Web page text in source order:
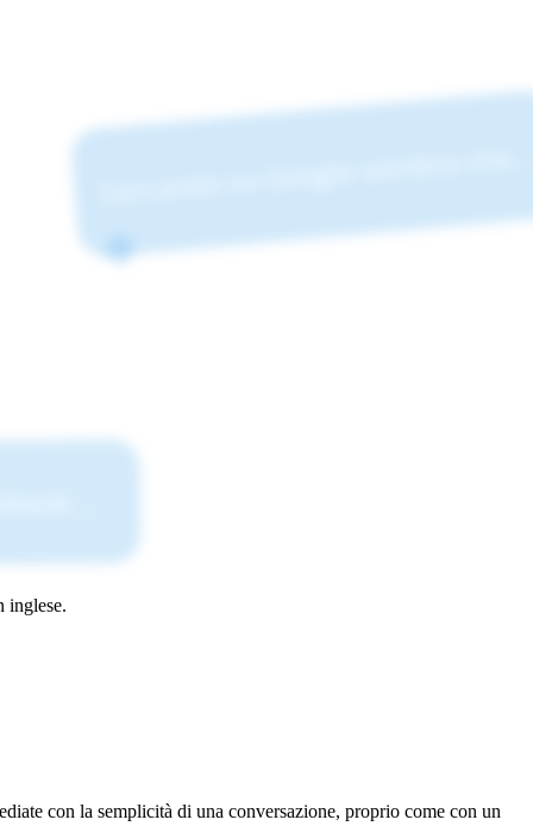
inglese.
con la semplicità di una conversazione, proprio come con un